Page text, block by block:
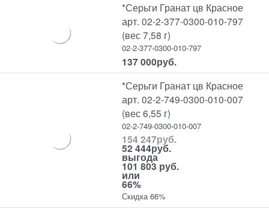
*Серьги Гранат цв Красное
арт. 02-2-377-0300-010-797
(вес 7,58 г)
02-2-377-0300-010-797
137 000руб.
*Серьги Гранат цв Красное
арт. 02-2-749-0300-010-007
(вес 6,55 г)
02-2-749-0300-010-007
154 247руб.
52 444руб.
выгода
101 803 руб.
или
66%
Скидка 66%